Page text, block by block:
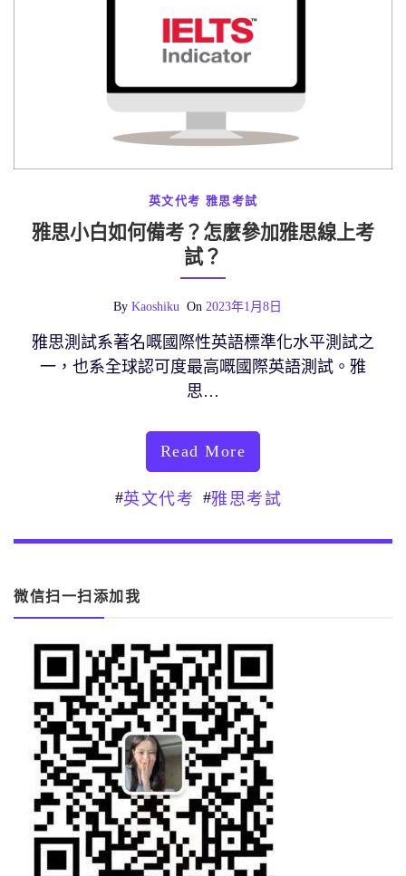
英文代考 雅思考試
雅思小白如何備考？怎麼參加雅思線上考
試？
By Kaoshiku On 2023年1月8日
雅思測試系著名嘅國際性英語標準化水平測試之
一，也系全球認可度最高嘅國際英語測試。雅
思…
Read More
#英文代考 #雅思考試
微信扫一扫添加我